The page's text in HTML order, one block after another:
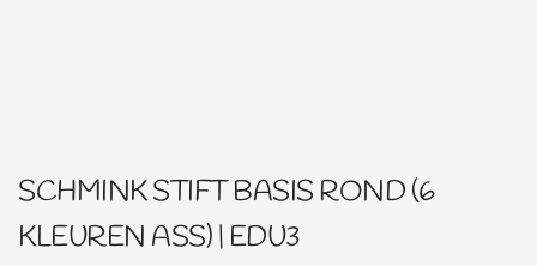
SCHMINK STIFT BASIS ROND (6
KLEUREN ASS) | EDU3